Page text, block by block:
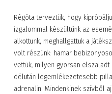
Régóta terveztük, hogy
izgalommal készültünk az
alkottunk, meghallgattuk a
volt részünk: hamar
vettük, milyen gyorsan
délután legemlékezetesebb
adrenalin. Mindenkinek szívből